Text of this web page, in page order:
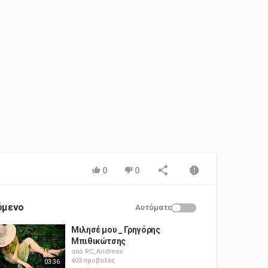
0 0
Αυτόματο
03:36
Μιλησέ μου _ Γρηγόρης
Μπιθικώτσης
από RC_Andreas
403 προβολές